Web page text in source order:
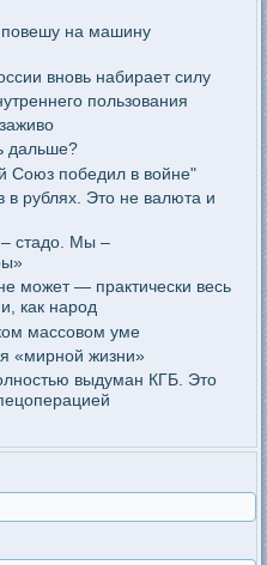
повешу на машину
вновь набирает силу
пользования
дальше?
Союз победил в войне"
в рублях. Это не валюта и
стадо. Мы –
может — практически весь
как народ
массовом уме
«мирной жизни»
выдуман КГБ. Это